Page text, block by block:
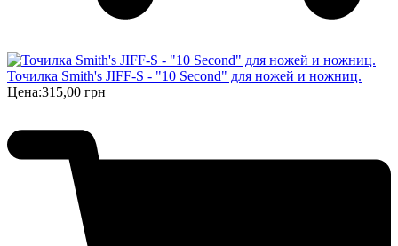
Точилка Smith's JIFF-S - "10 Second" для ножей и ножниц.
Цена:315,00 грн